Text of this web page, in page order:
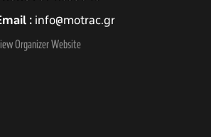
info@motrac.gr
Organizer Website